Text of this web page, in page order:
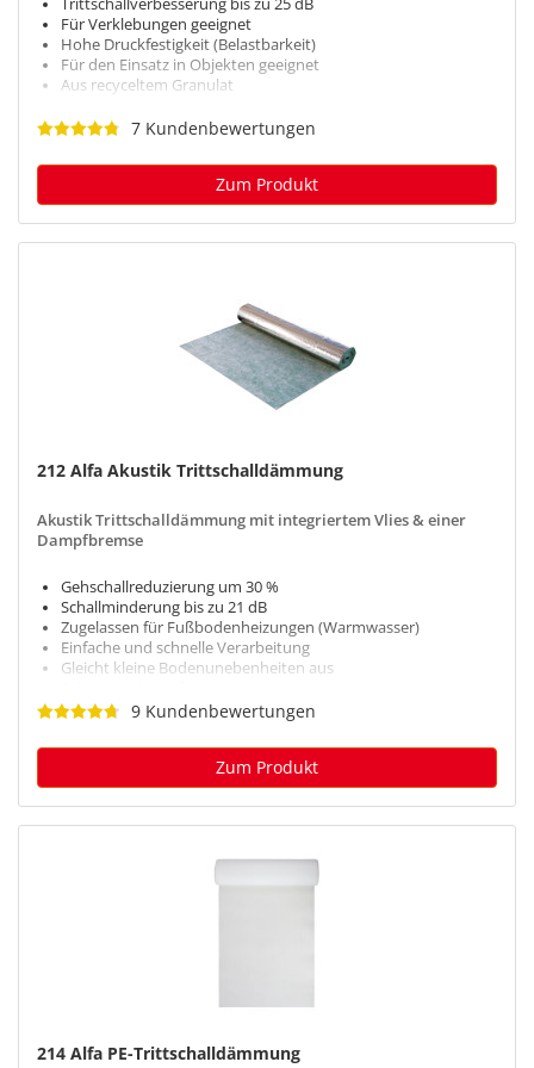
Kork- und Gummigranulat
Teppich
2 Produkte
Linoleum
Vinyl
Für Verklebungen geeignet
Hohe Druckfestigkeit (Belastbarkeit)
Für den Einsatz in Objekten geeignet
Aus recyceltem Granulat
7 Kundenbewertungen
Zum Produkt
212 Alfa Akustik Trittschalldämmung
Akustik Trittschalldämmung mit integriertem Vlies & einer
Dampfbremse
Gehschallreduzierung um 30 %
Schallminderung bis zu 21 dB
Zugelassen für Fußbodenheizungen (Warmwasser)
Einfache und schnelle Verarbeitung
Gleicht kleine Bodenunebenheiten aus
9 Kundenbewertungen
Zum Produkt
214 Alfa PE-Trittschalldämmung